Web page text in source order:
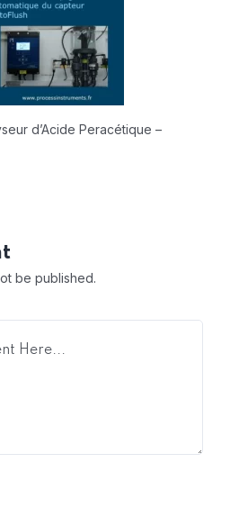
d’Acide Peracétique –
be published.